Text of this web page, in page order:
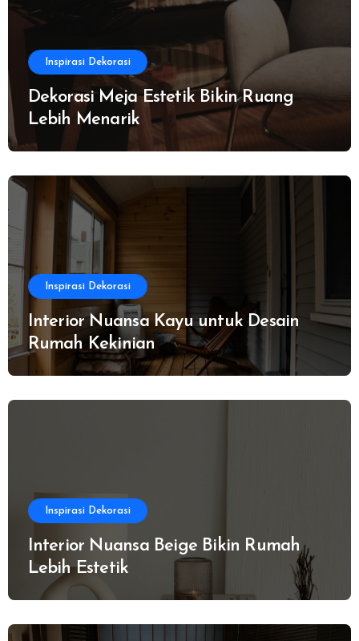
Inspirasi Dekorasi
Dekorasi Meja Estetik Bikin Ruang
Lebih Menarik
Inspirasi Dekorasi
Interior Nuansa Kayu untuk Desain
Rumah Kekinian
Inspirasi Dekorasi
Interior Nuansa Beige Bikin Rumah
Lebih Estetik